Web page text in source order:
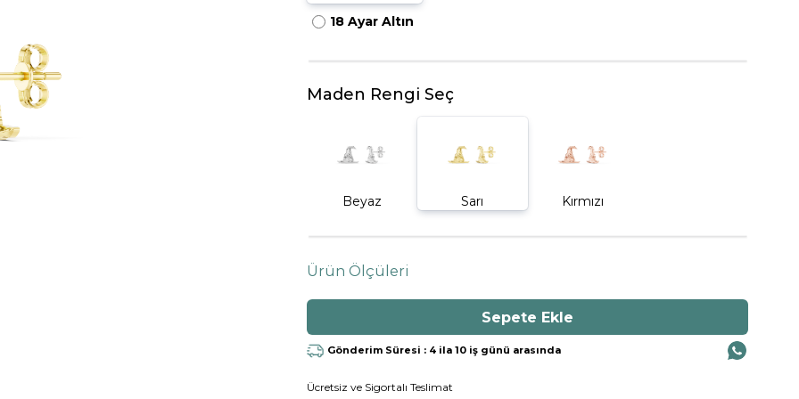
18 Ayar Altın
Maden Rengi Seç
Beyaz Sarı Kırmızı
Ürün Ölçüleri
Gönderim Süresi : 4 ila 10 iş günü arasında
Ücretsiz ve Sigortalı Teslimat